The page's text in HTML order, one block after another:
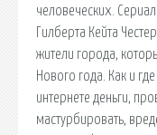
человеческих.
Гилберта Кейта
жители города,
Нового года. Как и
интернете деньги,
мастурбировать,